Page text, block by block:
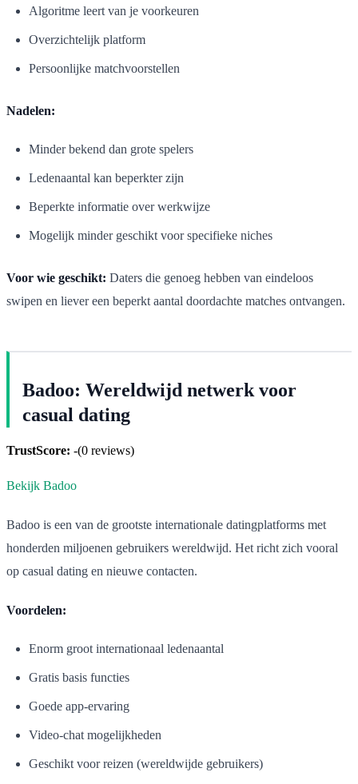
Algoritme leert van je voorkeuren
Overzichtelijk platform
Persoonlijke matchvoorstellen
Nadelen:
Minder bekend dan grote spelers
Ledenaantal kan beperkter zijn
Beperkte informatie over werkwijze
Mogelijk minder geschikt voor specifieke niches
Voor wie geschikt: Daters die genoeg hebben van eindeloos
swipen en liever een beperkt aantal doordachte matches ontvangen.
Badoo: Wereldwijd netwerk voor
casual dating
TrustScore: -(0 reviews)
Bekijk Badoo
Badoo is een van de grootste internationale datingplatforms met
honderden miljoenen gebruikers wereldwijd. Het richt zich vooral
op casual dating en nieuwe contacten.
Voordelen:
Enorm groot internationaal ledenaantal
Gratis basis functies
Goede app-ervaring
Video-chat mogelijkheden
Geschikt voor reizen (wereldwijde gebruikers)